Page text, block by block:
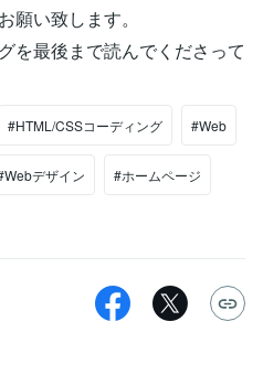
願い致します。
を最後まで読んでくださって
#HTML/CSSコーディング #Web
デザイン #ホームページ